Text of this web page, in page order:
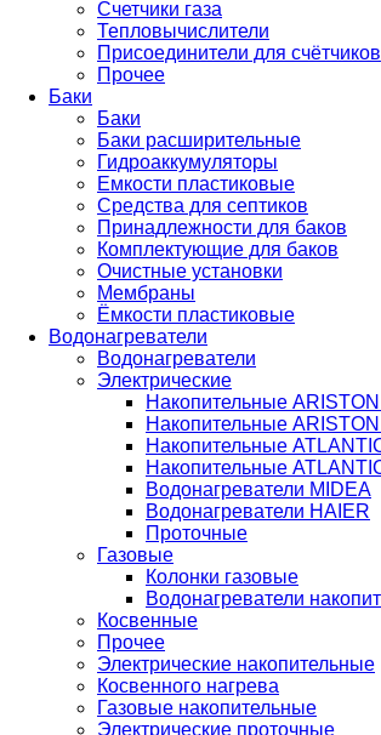
Счетчики газа
Тепловычислители
Присоединители для счётчиков
Прочее
Баки
Баки
Баки расширительные
Гидроаккумуляторы
Емкости пластиковые
Средства для септиков
Принадлежности для баков
Комплектующие для баков
Очистные установки
Мембраны
Ёмкости пластиковые
Водонагреватели
Водонагреватели
Электрические
Накопительные
Накопительные
Накопительные
Накопительные
Водонагреватели MIDEA
Водонагреватели HAIER
Проточные
Газовые
Колонки газовые
Водонагреватели
Косвенные
Прочее
Электрические накопительные
Косвенного нагрева
Газовые накопительные
Электрические проточные